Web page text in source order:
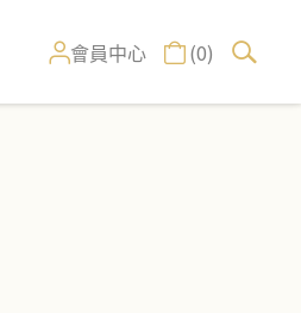
會員中心 (0)